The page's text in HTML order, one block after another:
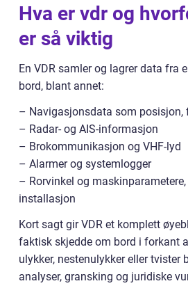
Hva er vdr og
er så viktig
En VDR samler og lagrer data fra
bord, blant annet:
– Navigasjonsdata som posisjon,
– Radar- og AIS-informasjon
– Brokommunikasjon og VHF-lyd
– Alarmer og systemlogger
– Rorvinkel og
installasjon
Kort sagt gir VDR et komplett
faktisk skjedde om bord i forkant
ulykker, nestenulykker eller tvister
analyser, gransking og juridiske